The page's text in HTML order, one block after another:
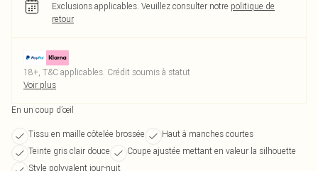
Exclusions applicables. Veuillez consulter notre politique de
retour
18+, T&C applicables. Crédit soumis à statut
Voir plus
En un coup d’œil
Tissu en maille côtelée brossée
Haut à manches courtes
Teinte gris clair douce
Coupe ajustée mettant en valeur la silhouette
Style polyvalent jour-nuit